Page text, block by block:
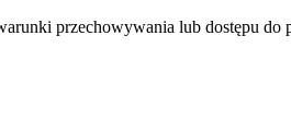
przechowywania lub dostępu